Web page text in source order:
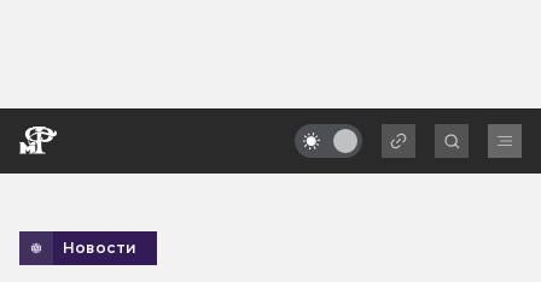
Новости